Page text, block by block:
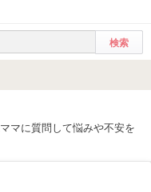
マに質問して悩みや不安を